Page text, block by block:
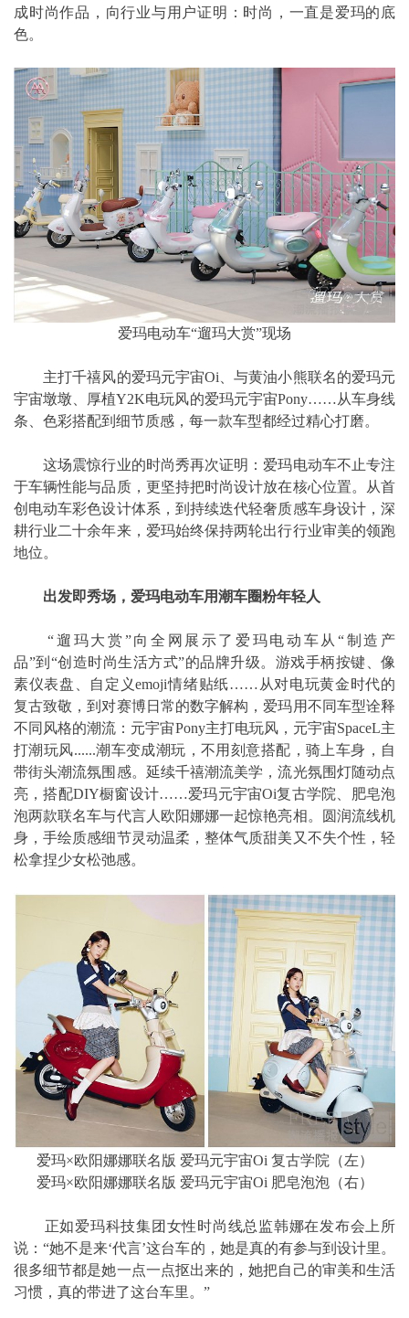
成时尚作品，向行业与用户证明：时尚，一直是爱玛的底
色。
爱玛电动车“遛玛大赏”现场
主打千禧风的爱玛元宇宙Oi、与黄油小熊联名的爱玛元
宇宙墩墩、厚植Y2K电玩风的爱玛元宇宙Pony……从车身线
条、色彩搭配到细节质感，每一款车型都经过精心打磨。
这场震惊行业的时尚秀再次证明：爱玛电动车不止专注
于车辆性能与品质，更坚持把时尚设计放在核心位置。从首
创电动车彩色设计体系，到持续迭代轻奢质感车身设计，深
耕行业二十余年来，爱玛始终保持两轮出行行业审美的领跑
地位。
出发即秀场，爱玛电动车用潮车圈粉年轻人
“遛玛大赏”向全网展示了爱玛电动车从“制造产
品”到“创造时尚生活方式”的品牌升级。游戏手柄按键、像
素仪表盘、自定义emoji情绪贴纸……从对电玩黄金时代的
复古致敬，到对赛博日常的数字解构，爱玛用不同车型诠释
不同风格的潮流：元宇宙Pony主打电玩风，元宇宙SpaceL主
打潮玩风......潮车变成潮玩，不用刻意搭配，骑上车身，自
带街头潮流氛围感。延续千禧潮流美学，流光氛围灯随动点
亮，搭配DIY橱窗设计……爱玛元宇宙Oi复古学院、肥皂泡
泡两款联名车与代言人欧阳娜娜一起惊艳亮相。圆润流线机
身，手绘质感细节灵动温柔，整体气质甜美又不失个性，轻
松拿捏少女松弛感。
爱玛×欧阳娜娜联名版 爱玛元宇宙Oi 复古学院（左）
爱玛×欧阳娜娜联名版 爱玛元宇宙Oi 肥皂泡泡（右）
正如爱玛科技集团女性时尚线总监韩娜在发布会上所
说：“她不是来‘代言’这台车的，她是真的有参与到设计里。
很多细节都是她一点一点抠出来的，她把自己的审美和生活
习惯，真的带进了这台车里。”